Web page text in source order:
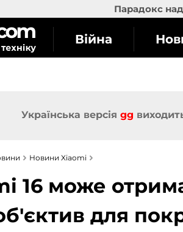
Парадокс
Війна
Українська версія gg
Новини Xiaomi
16 може
для